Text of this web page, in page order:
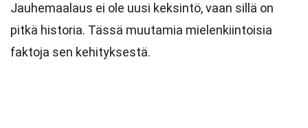
Jauhemaalaus ei ole uusi keksintö, vaan sillä on
pitkä historia. Tässä muutamia mielenkiintoisia
faktoja sen kehityksestä.